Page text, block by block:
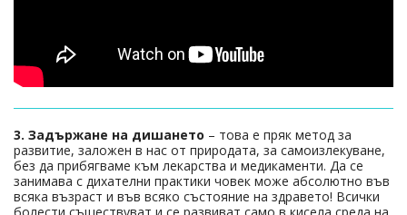
3. Задържане на дишането – това е пряк метод за
развитие, заложен в нас от природата, за самоизлекуване,
без да прибягваме към лекарства и медикаменти. Да се
занимава с дихателни практики човек може абсолютно във
всяка възраст и във всяко състояние на здравето! Всички